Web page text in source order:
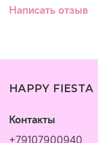
Написать отзыв
HAPPY FIESTA
Контакты
+79107900940